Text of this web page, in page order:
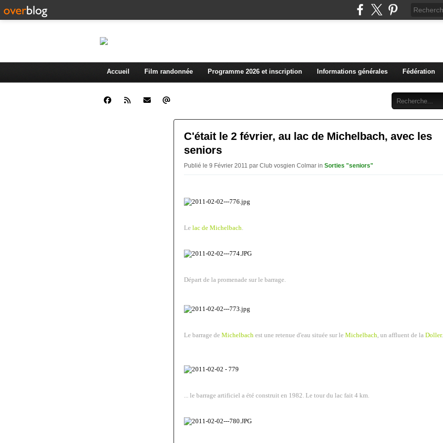
Accueil Film randonnée Programme 2026 et inscription Informations générales Fédération
C'était le 2 février, au lac de Michelbach, avec les
seniors
Publié le 9 Février 2011 par Club vosgien Colmar in Sorties "seniors"
Le lac de Michelbach.
Départ de la promenade sur le barrage.
Le barrage de Michelbach est une retenue d'eau située sur le Michelbach, un affluent de la Doller
... le barrage artificiel a été construit en 1982. Le tour du lac fait 4 km.